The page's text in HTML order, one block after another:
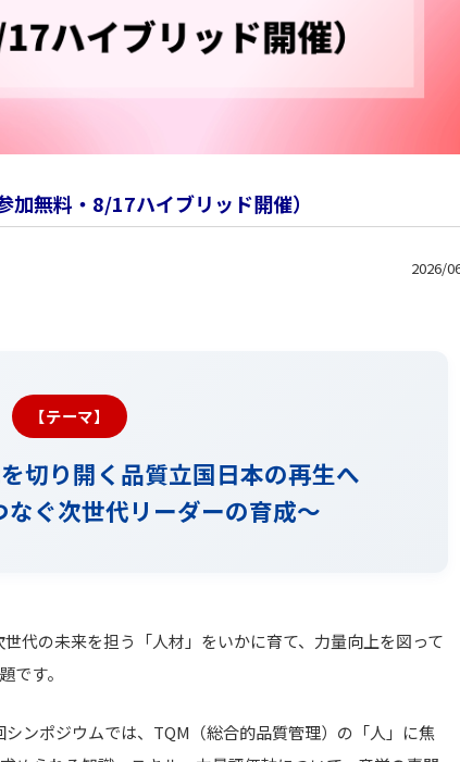
無料・8/17ハイブリッド開催）
2026/
【テーマ】
切り開く品質立国日本の再生へ
ぐ次世代リーダーの育成～
代の未来を担う「人材」をいかに育て、力量向上を図って
です。
ンポジウムでは、TQM（総合的品質管理）の「人」に焦